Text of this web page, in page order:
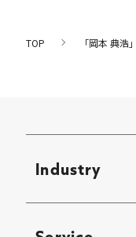
TOP 「岡本 典浩
Industry